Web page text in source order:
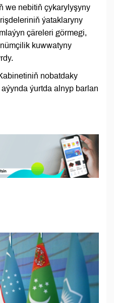
we nebitiň çykarylyşyny
ýataklaryny
çäreleri görmegi,
kuwwatyny
nobatdaky
ýurtda alnyp barlan